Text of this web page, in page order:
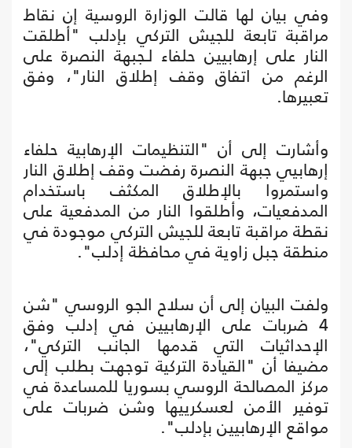
وفي بيان لها قالت الوزارة الروسية إن نقاط
مراقبة تابعة للجيش التركي بإدلب "أطلقت
النار على إرهابيين حلفاء لـجبهة النصرة على
الرغم من اتفاق وقف إطلاق النار"، وفق
تعبيرها.
وأشارت إلى أن "التنظيمات الإرهابية حلفاء
إرهابيي جبهة النصرة رفضت وقف إطلاق النار
واستمروا بالإطلاق المكثف باستخدام
المدفعيات، وأطلقوا النار من المدفعية على
نقطة مراقبة تابعة للجيش التركي موجودة في
منطقة جبل زاوية في محافظة إدلب".
ولفت البيان إلى أن سلاح الجو الروسي "شن
4 ضربات على الإرهابيين في إدلب وفق
الإحداثيات التي قدمها الجانب التركي"،
مضيفا أن "القيادة التركية توجهت بطلب إلى
مركز المصالحة الروسي بسوريا للمساعدة في
توفير الأمن لعسكرييها وشن ضربات على
مواقع الإرهابيين بإدلب".